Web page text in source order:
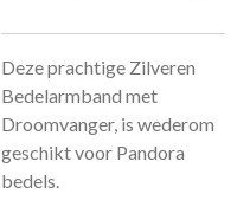
Deze prachtige Zilveren
Bedelarmband met
Droomvanger, is wederom
geschikt voor Pandora
bedels.